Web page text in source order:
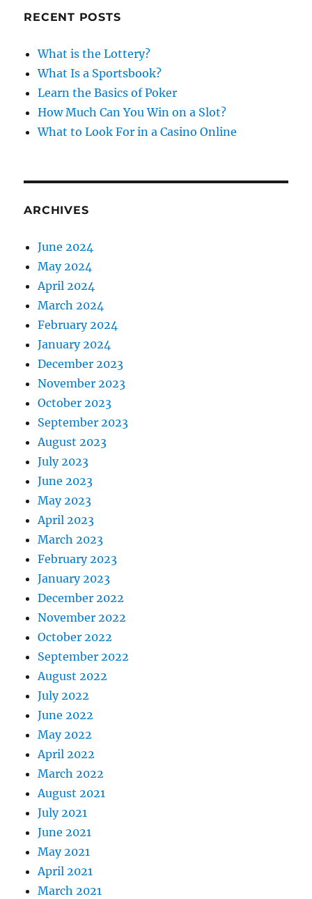
RECENT POSTS
What is the Lottery?
What Is a Sportsbook?
Learn the Basics of Poker
How Much Can You Win on a Slot?
What to Look For in a Casino Online
ARCHIVES
June 2024
May 2024
April 2024
March 2024
February 2024
January 2024
December 2023
November 2023
October 2023
September 2023
August 2023
July 2023
June 2023
May 2023
April 2023
March 2023
February 2023
January 2023
December 2022
November 2022
October 2022
September 2022
August 2022
July 2022
June 2022
May 2022
April 2022
March 2022
August 2021
July 2021
June 2021
May 2021
April 2021
March 2021